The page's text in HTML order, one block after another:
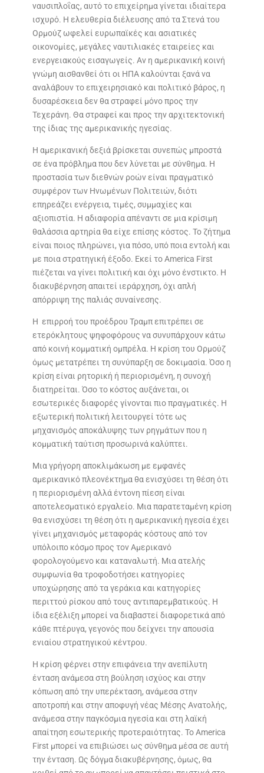
ναυσιπλοΐας, αυτό το επιχείρημα γίνεται ιδιαίτερα
ισχυρό. Η ελευθερία διέλευσης από τα Στενά του
Ορμούζ ωφελεί ευρωπαϊκές και ασιατικές
οικονομίες, μεγάλες ναυτιλιακές εταιρείες και
ενεργειακούς εισαγωγείς. Αν η αμερικανική κοινή
γνώμη αισθανθεί ότι οι ΗΠΑ καλούνται ξανά να
αναλάβουν το επιχειρησιακό και πολιτικό βάρος, η
δυσαρέσκεια δεν θα στραφεί μόνο προς την
Τεχεράνη. Θα στραφεί και προς την αρχιτεκτονική
της ίδιας της αμερικανικής ηγεσίας.
Η αμερικανική δεξιά βρίσκεται συνεπώς μπροστά
σε ένα πρόβλημα που δεν λύνεται με σύνθημα. Η
προστασία των διεθνών ροών είναι πραγματικό
συμφέρον των Ηνωμένων Πολιτειών, διότι
επηρεάζει ενέργεια, τιμές, συμμαχίες και
αξιοπιστία. Η αδιαφορία απέναντι σε μια κρίσιμη
θαλάσσια αρτηρία θα είχε επίσης κόστος. Το ζήτημα
είναι ποιος πληρώνει, για πόσο, υπό ποια εντολή και
με ποια στρατηγική έξοδο. Εκεί το America First
πιέζεται να γίνει πολιτική και όχι μόνο ένστικτο. Η
διακυβέρνηση απαιτεί ιεράρχηση, όχι απλή
απόρριψη της παλιάς συναίνεσης.
Η επιρροή του προέδρου Τραμπ επιτρέπει σε
ετερόκλητους ψηφοφόρους να συνυπάρχουν κάτω
από κοινή κομματική ομπρέλα. Η κρίση του Ορμούζ
όμως μετατρέπει τη συνύπαρξη σε δοκιμασία. Όσο η
κρίση είναι ρητορική ή περιορισμένη, η συνοχή
διατηρείται. Όσο το κόστος αυξάνεται, οι
εσωτερικές διαφορές γίνονται πιο πραγματικές. Η
εξωτερική πολιτική λειτουργεί τότε ως
μηχανισμός αποκάλυψης των ρηγμάτων που η
κομματική ταύτιση προσωρινά καλύπτει.
Μια γρήγορη αποκλιμάκωση με εμφανές
αμερικανικό πλεονέκτημα θα ενισχύσει τη θέση ότι
η περιορισμένη αλλά έντονη πίεση είναι
αποτελεσματικό εργαλείο. Μια παρατεταμένη κρίση
θα ενισχύσει τη θέση ότι η αμερικανική ηγεσία έχει
γίνει μηχανισμός μεταφοράς κόστους από τον
υπόλοιπο κόσμο προς τον Αμερικανό
φορολογούμενο και καταναλωτή. Μια ατελής
συμφωνία θα τροφοδοτήσει κατηγορίες
υποχώρησης από τα γεράκια και κατηγορίες
περιττού ρίσκου από τους αντιπαρεμβατικούς. Η
ίδια εξέλιξη μπορεί να διαβαστεί διαφορετικά από
κάθε πτέρυγα, γεγονός που δείχνει την απουσία
ενιαίου στρατηγικού κέντρου.
Η κρίση φέρνει στην επιφάνεια την ανεπίλυτη
ένταση ανάμεσα στη βούληση ισχύος και στην
κόπωση από την υπερέκταση, ανάμεσα στην
αποτροπή και στην αποφυγή νέας Μέσης Ανατολής,
ανάμεσα στην παγκόσμια ηγεσία και στη λαϊκή
απαίτηση εσωτερικής προτεραιότητας. Το America
First μπορεί να επιβιώσει ως σύνθημα μέσα σε αυτή
την ένταση. Ως δόγμα διακυβέρνησης, όμως, θα